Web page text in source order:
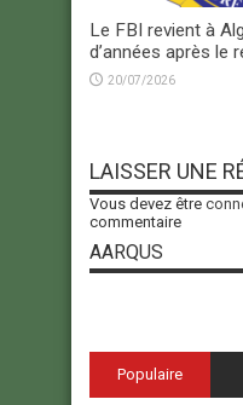
Le FBI revient à
d’années après le
20/07/2026
LAISSER UNE
Vous devez être
commentaire
AARQUS
Populaire